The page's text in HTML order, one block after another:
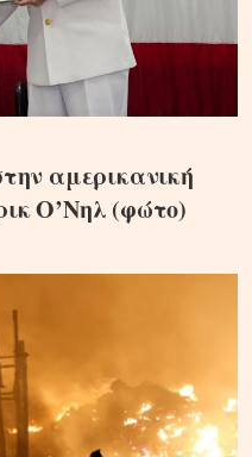
αμερικανική
Ο’Νηλ (φώτο)